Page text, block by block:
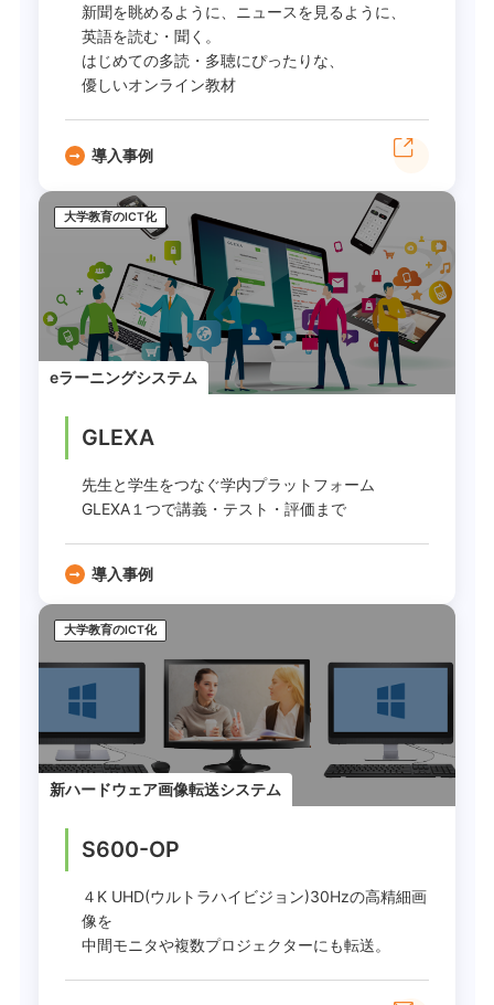
新聞を眺めるように、ニュースを見るように、
英語を読む・聞く。
はじめての多読・多聴にぴったりな、
優しいオンライン教材
導入事例
大学教育のICT化
eラーニングシステム
GLEXA
先生と学生をつなぐ学内プラットフォーム
GLEXA１つで講義・テスト・評価まで
導入事例
大学教育のICT化
新ハードウェア画像転送システム
S600-OP
４K UHD(ウルトラハイビジョン)30Hzの高精細画
像を
中間モニタや複数プロジェクターにも転送。